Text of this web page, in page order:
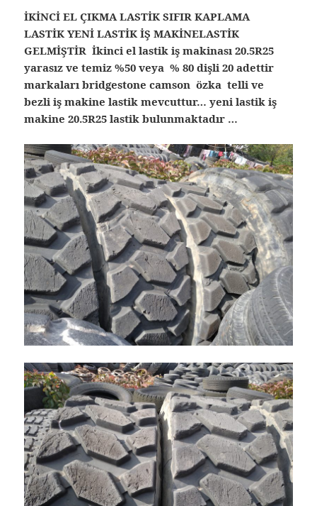
İKİNCİ EL ÇIKMA LASTİK SIFIR KAPLAMA
LASTİK YENİ LASTİK İŞ MAKİNELASTİK
GELMİŞTİR İkinci el lastik iş makinası 20.5R25
yarasız ve temiz %50 veya % 80 dişli 20 adettir
markaları bridgestone camson özka telli ve
bezli iş makine lastik mevcuttur… yeni lastik iş
makine 20.5R25 lastik bulunmaktadır …